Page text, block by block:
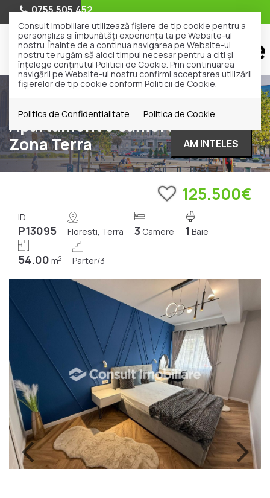
Consult Imobiliare utilizează fişiere de tip cookie pentru a
personaliza și îmbunătăți experiența ta pe Website-ul
nostru. Înainte de a continua navigarea pe Website-ul
nostru te rugăm să aloci timpul necesar pentru a citi și
înțelege conținutul Politicii de Cookie. Prin continuarea
navigării pe Website-ul nostru confirmi acceptarea utilizării
fişierelor de tip cookie conform Politicii de Cookie.
Politica de Confidentialitate Politica de Cookie
AM INTELES
0755.505.452
Apartament 3 camere | Floresti |
Zona Terra
125.500€
ID
P13095 Floresti, Terra 3 Camere 1 Baie
54.00 m2 Parter/3